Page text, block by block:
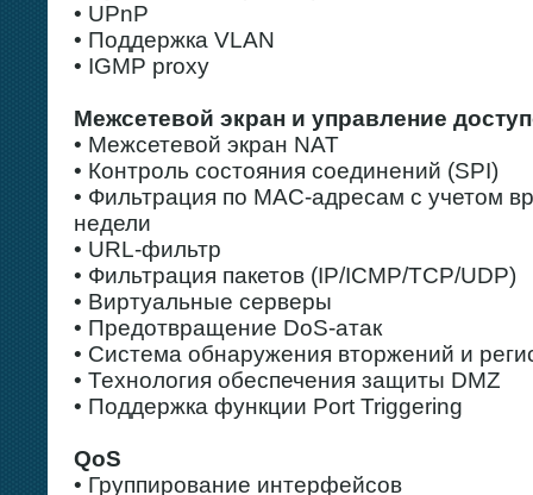
• UPnP
• Поддержка VLAN
• IGMP proxy
Межсетевой экран и управление
• Межсетевой экран NAT
• Контроль состояния соединений (SPI)
• Фильтрация по MAC-адресам с учетом
недели
• URL-фильтр
• Фильтрация пакетов (IP/ICMP/TCP/UDP)
• Виртуальные серверы
• Предотвращение DoS-атак
• Система обнаружения вторжений и
• Технология обеспечения защиты DMZ
• Поддержка функции Port Triggering
QoS
• Группирование интерфейсов